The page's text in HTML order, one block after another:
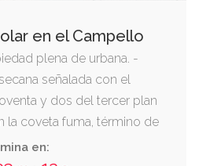
en el Campello
plena de urbana. -
señalada con el
y dos del tercer plan
la coveta fuma, término de
una total superficie de mil
en: